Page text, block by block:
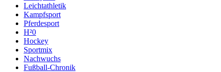
Leichtathletik
Kampfsport
Pferdesport
H²0
Hockey
Sportmix
Nachwuchs
Fußball-Chronik